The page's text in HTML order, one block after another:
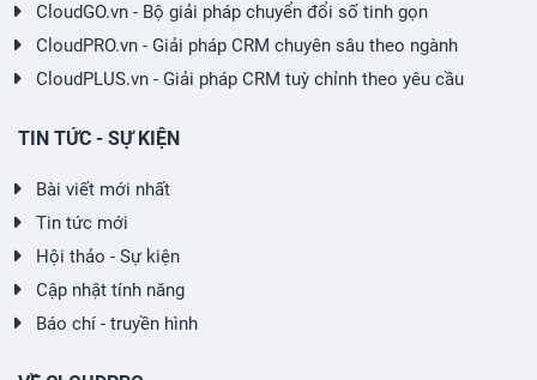
CloudGO.vn - Bộ giải pháp chuyển đổi số tinh gọn
CloudPRO.vn - Giải pháp CRM chuyên sâu theo ngành
CloudPLUS.vn - Giải pháp CRM tuỳ chỉnh theo yêu cầu
TIN TỨC - SỰ KIỆN
Bài viết mới nhất
Tin tức mới
Hội thảo - Sự kiện
Cập nhật tính năng
Báo chí - truyền hình